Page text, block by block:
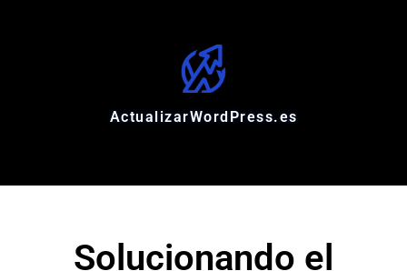
ActualizarWordPress.es
Solucionando el